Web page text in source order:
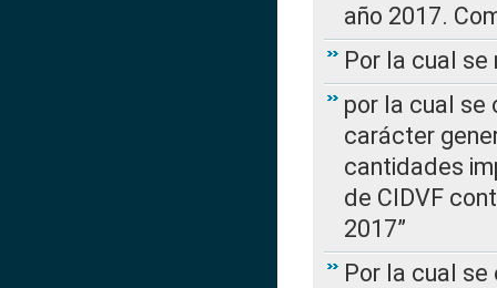
año 2017.
Por la cual se
por la cual se
carácter
cantidades
de CIDVF
2017”
Por la cual